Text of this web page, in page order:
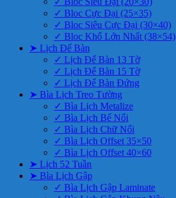
✓ Bloc Cực Đại (25×35)
✓ Bloc Siêu Cực Đại (30×40)
✓ Bloc Khổ Lớn Nhất (38×54)
➤ Lịch Để Bàn
✓ Lịch Để Bàn 13 Tờ
✓ Lịch Để Bàn 15 Tờ
✓ Lịch Để Bàn Đứng
➤ Bìa Lịch Treo Tường
✓ Bìa Lịch Metalize
✓ Bìa Lịch Bế Nổi
✓ Bìa Lịch Chữ Nổi
✓ Bìa Lịch Offset 35×50
✓ Bìa Lịch Offset 40×60
➤ Lịch 52 Tuần
➤ Bìa Lịch Gập
✓ Bìa Lịch Gập Laminate